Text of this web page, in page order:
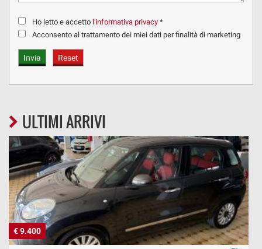
Ho letto e accetto l'informativa privacy *
Acconsento al trattamento dei miei dati per finalità di marketing
ULTIMI ARRIVI
€ 9.400